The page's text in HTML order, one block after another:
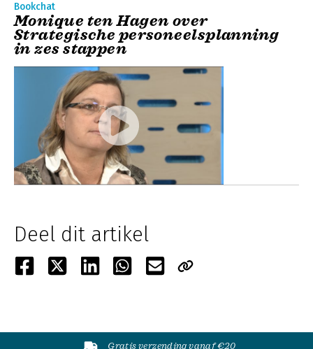
Bookchat
Monique ten Hagen over
Strategische personeelsplanning
in zes stappen
Deel dit artikel
Gratis verzending vanaf €20